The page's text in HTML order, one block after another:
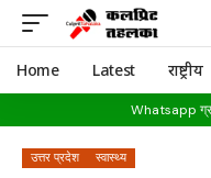
Home Latest राष्ट्रीय
Whatsapp
उत्तर प्रदेश स्वास्थ्य